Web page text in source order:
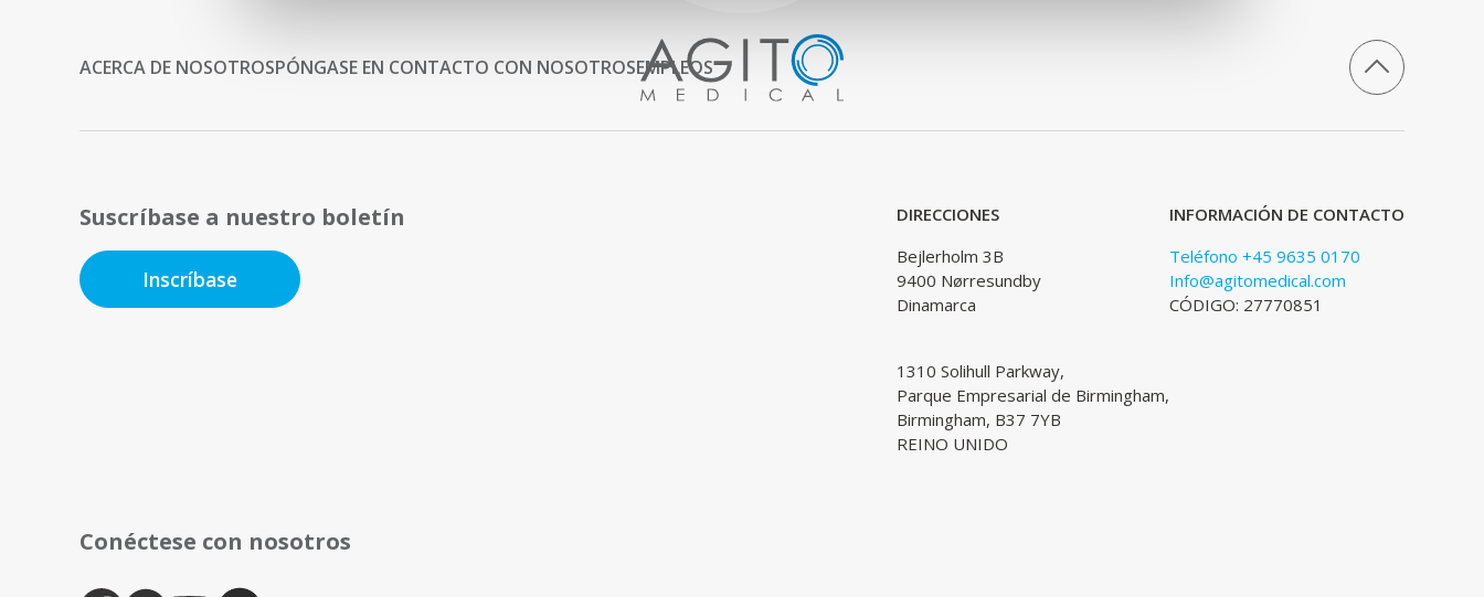
ACERCA DE NOSOTROSPÓNGASE EN CONTACTO CON NOSOTROSEMPLEOS
Suscríbase a nuestro boletín
Inscríbase
DIRECCIONES
Bejlerholm 3B
9400 Nørresundby
Dinamarca
1310 Solihull Parkway,
Parque Empresarial de Birmingham,
Birmingham, B37 7YB
REINO UNIDO
INFORMACIÓN DE CONTACTO
Teléfono +45 9635 0170
Info@agitomedical.com
CÓDIGO: 27770851
Conéctese con nosotros